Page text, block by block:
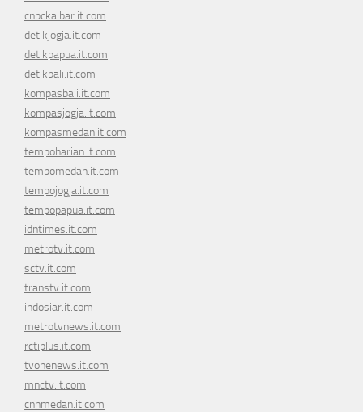
cnbckalbar.it.com
detikjogja.it.com
detikpapua.it.com
detikbali.it.com
kompasbali.it.com
kompasjogja.it.com
kompasmedan.it.com
tempoharian.it.com
tempomedan.it.com
tempojogja.it.com
tempopapua.it.com
idntimes.it.com
metrotv.it.com
sctv.it.com
transtv.it.com
indosiar.it.com
metrotvnews.it.com
rctiplus.it.com
tvonenews.it.com
mnctv.it.com
cnnmedan.it.com